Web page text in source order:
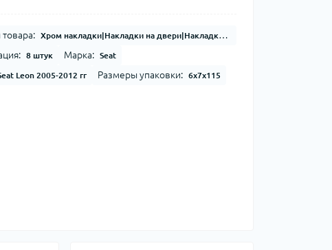
товара: Хром накладки|Накладки на двери|Накладки на кузов|Хром молдинг
8 штук Марка: Seat
Leon 2005-2012 гг Размеры упаковки: 6x7x115